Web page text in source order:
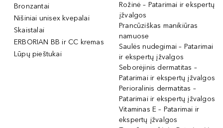
Bronzantai
Nišiniai unisex kvepalai
Skaistalai
ERBORIAN BB ir CC kremas
Lūpų pieštukai
Rožinė – Patarimai ir ekspertų
įžvalgos
Prancūziškas manikiūras
namuose
Saulės nudegimai – Patarimai
ir ekspertų įžvalgos
Seborėjinis dermatitas –
Patarimai ir ekspertų įžvalgos
Perioralinis dermatitas –
Patarimai ir ekspertų įžvalgos
Vitaminas E – Patarimai ir
ekspertų įžvalgos